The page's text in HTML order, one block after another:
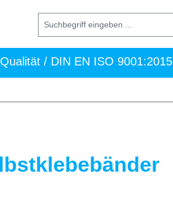
Qualität / DIN EN ISO 9001:2015